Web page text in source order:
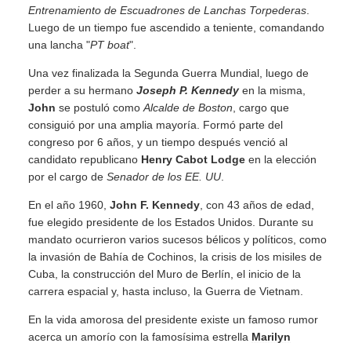
Entrenamiento de Escuadrones de Lanchas Torpederas
Luego de un tiempo fue ascendido a teniente, comandando
una lancha "PT boat".
Una vez finalizada la Segunda Guerra Mundial, luego de
perder a su hermano Joseph P. Kennedy en la misma,
John se postuló como Alcalde de Boston , cargo que
consiguió por una amplia mayoría. Formó parte del
congreso por 6 años, y un tiempo después venció al
candidato republicano Henry Cabot Lodge en la elección
por el cargo de Senador de los EE. UU
En el año 1960, John F. Kennedy , con 43 años de edad,
fue elegido presidente de los Estados Unidos. Durante su
mandato ocurrieron varios sucesos bélicos y políticos, como
la invasión de Bahía de Cochinos, la crisis de los misiles de
Cuba, la construcción del Muro de Berlín, el inicio de la
carrera espacial y, hasta incluso, la Guerra de Vietnam.
En la vida amorosa del presidente existe un famoso rumor
acerca un amorío con la famosísima estrella Marilyn